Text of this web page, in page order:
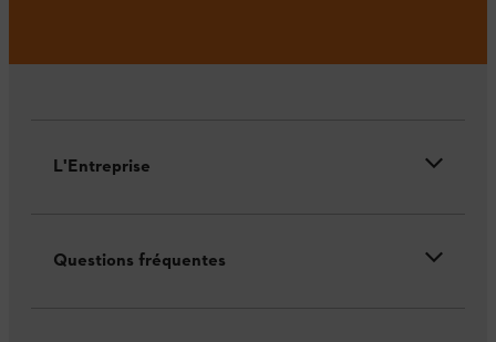
L'Entreprise
Questions fréquentes